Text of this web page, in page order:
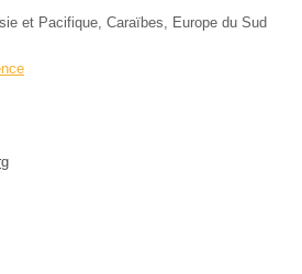
et Pacifique, Caraïbes, Europe du Sud